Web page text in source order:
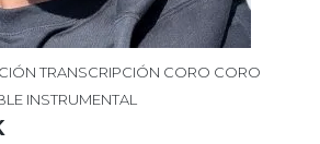
TRANSCRIPCIÓN CORO CORO
INSTRUMENTAL